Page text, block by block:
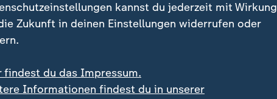
0:34 Video0:27
kannst du jederzeit mit Wirkung
Zukunft in deinen Einstellungen widerrufen oder
findest du das Impressum.
Informationen findest du in unserer